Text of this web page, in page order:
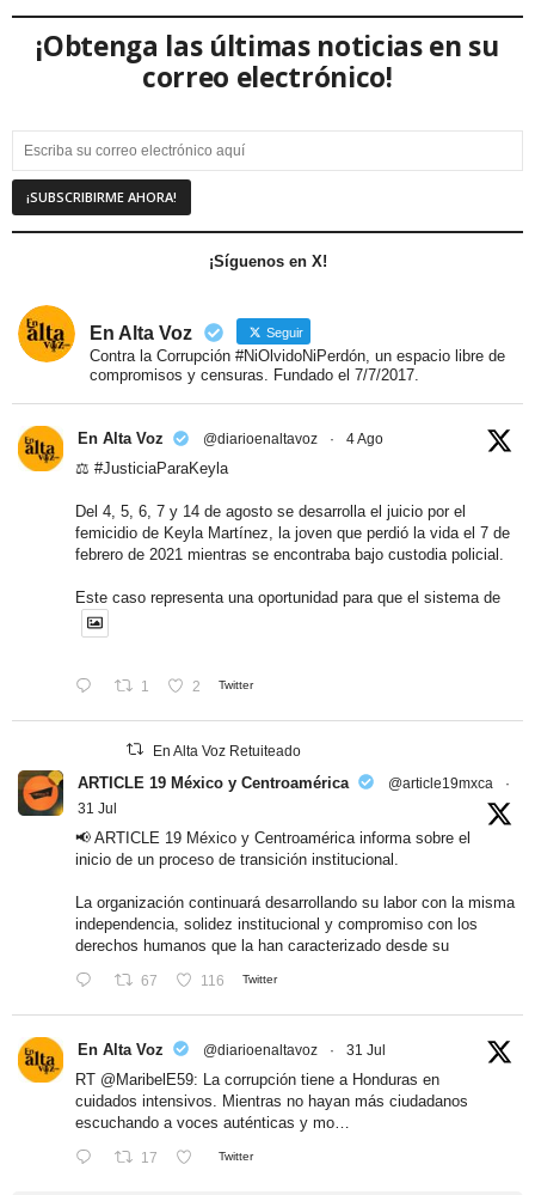
¡Obtenga las últimas noticias en su
correo electrónico!
¡Síguenos en X!
En Alta Voz Seguir
Contra la Corrupción #NiOlvidoNiPerdón, un espacio libre de
compromisos y censuras. Fundado el 7/7/2017.
En Alta Voz @diarioenaltavoz · 4 Ago
⚖️ #JusticiaParaKeyla
Del 4, 5, 6, 7 y 14 de agosto se desarrolla el juicio por el
femicidio de Keyla Martínez, la joven que perdió la vida el 7 de
febrero de 2021 mientras se encontraba bajo custodia policial.
Este caso representa una oportunidad para que el sistema de
1 2 Twitter
En Alta Voz Retuiteado
ARTICLE 19 México y Centroamérica @article19mxca
·
31 Jul
📢 ARTICLE 19 México y Centroamérica informa sobre el
inicio de un proceso de transición institucional.
La organización continuará desarrollando su labor con la misma
independencia, solidez institucional y compromiso con los
derechos humanos que la han caracterizado desde su
67 116 Twitter
En Alta Voz @diarioenaltavoz · 31 Jul
RT @MaribelE59: La corrupción tiene a Honduras en
cuidados intensivos. Mientras no hayan más ciudadanos
escuchando a voces auténticas y mo…
17 Twitter